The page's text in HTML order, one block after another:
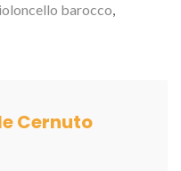
barocco,
Cernuto